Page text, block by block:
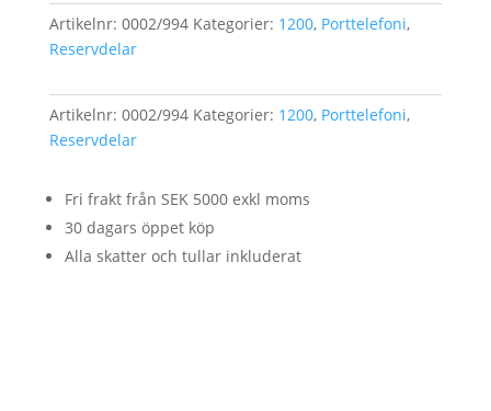
Artikelnr: 0002/994 Kategorier: 1200, Porttelefoni,
Reservdelar
Artikelnr: 0002/994 Kategorier: 1200, Porttelefoni,
Reservdelar
Fri frakt från SEK 5000 exkl moms
30 dagars öppet köp
Alla skatter och tullar inkluderat